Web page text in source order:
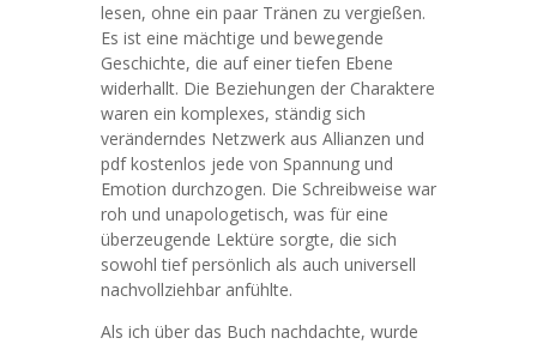
lesen, ohne ein paar Tränen zu vergießen.
Es ist eine mächtige und bewegende
Geschichte, die auf einer tiefen Ebene
widerhallt. Die Beziehungen der Charaktere
waren ein komplexes, ständig sich
veränderndes Netzwerk aus Allianzen und
pdf kostenlos jede von Spannung und
Emotion durchzogen. Die Schreibweise war
roh und unapologetisch, was für eine
überzeugende Lektüre sorgte, die sich
sowohl tief persönlich als auch universell
nachvollziehbar anfühlte.
Als ich über das Buch nachdachte, wurde